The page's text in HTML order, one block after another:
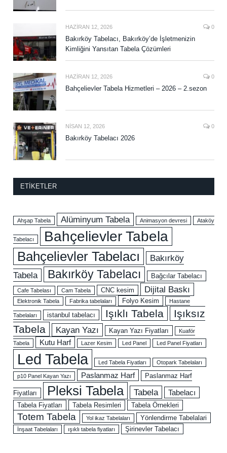
HAZIRAN 12, 2026 0
Bakırköy Tabelacı, Bakırköy’de İşletmenizin
Kimliğini Yansıtan Tabela Çözümleri
HAZIRAN 12, 2026 0
Bahçelievler Tabela Hizmetleri – 2026 – 2.sezon
NISAN 12, 2026 0
Bakırköy Tabelacı 2026
ETIKETLER
Ahşap Tabela Alüminyum Tabela Animasyon devresi Ataköy
Tabelacı Bahçelievler Tabela
Bahçelievler Tabelacı
Bakırköy
Tabela
Bakırköy Tabelacı Bağcılar Tabelacı
Cafe Tabelası Cam Tabela CNC kesim Dijital Baskı
Elektronik Tabela Fabrika tabelaları Folyo Kesim Hastane
Tabelaları istanbul tabelacı Işıklı Tabela
Işıksız
Tabela
Kayan Yazı Kayan Yazı Fiyatları
Kuaför
Tabela
Kutu Harf Lazer Kesim Led Panel Led Panel Fiyatları
Led Tabela Led Tabela Fiyatları Otopark Tabelaları
p10 Panel Kayan Yazı Paslanmaz Harf Paslanmaz Harf
Fiyatları Pleksi Tabela Tabela Tabelacı
Tabela Fiyatları Tabela Resimleri Tabela Örnekleri
Totem Tabela Yol ikaz Tabelaları Yönlendirme Tabelalari
İnşaat Tabelaları ışıklı tabela fiyatları Şirinevler Tabelacı